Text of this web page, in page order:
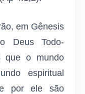
em Gênesis
Deus Todo-
que o mundo
espiritual
por ele são